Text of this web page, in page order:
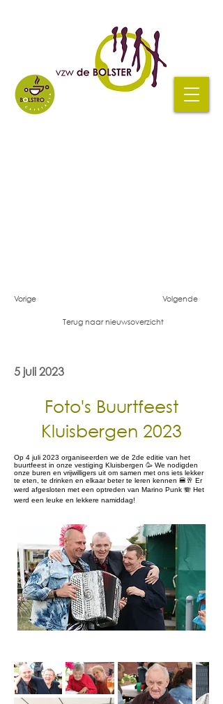
Vorige
Terug naar nieuwsoverzicht
Volgende
5 juli 2023
Foto's Buurtfeest
Kluisbergen 2023
Op 4 juli 2023 organiseerden we de 2de editie van het
buurtfeest in onze vestiging Kluisbergen 🥳 We nodigden
onze buren en vrijwilligers uit om samen met ons iets lekker
te eten, te drinken en elkaar beter te leren kennen 🍔🥂 Er
werd afgesloten met een optreden van Marino Punk 🪗 Het
werd een leuke en lekkere namiddag!